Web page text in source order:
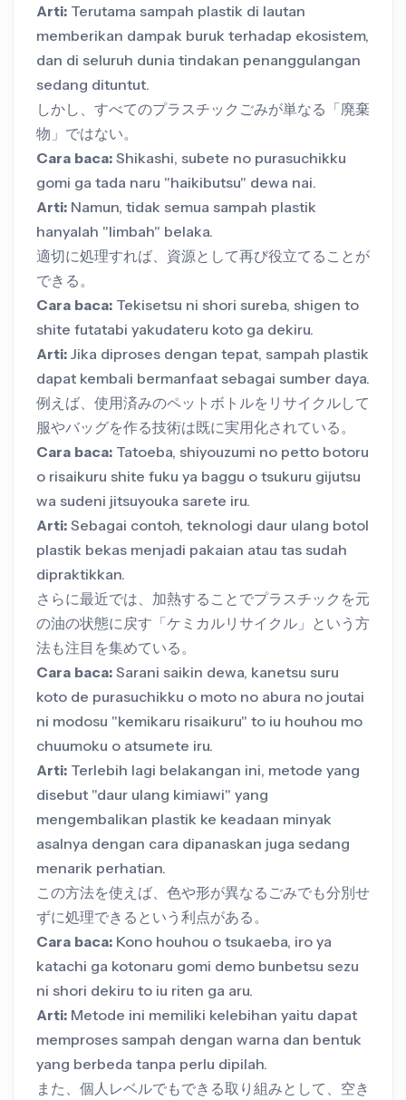
Arti: Terutama sampah plastik di lautan
memberikan dampak buruk terhadap ekosistem,
dan di seluruh dunia tindakan penanggulangan
sedang dituntut.
しかし、すべてのプラスチックごみが単なる「廃棄
物」ではない。
Cara baca: Shikashi, subete no purasuchikku
gomi ga tada naru "haikibutsu" dewa nai.
Arti: Namun, tidak semua sampah plastik
hanyalah "limbah" belaka.
適切に処理すれば、資源として再び役立てることが
できる。
Cara baca: Tekisetsu ni shori sureba, shigen to
shite futatabi yakudateru koto ga dekiru.
Arti: Jika diproses dengan tepat, sampah plastik
dapat kembali bermanfaat sebagai sumber daya.
例えば、使用済みのペットボトルをリサイクルして
服やバッグを作る技術は既に実用化されている。
Cara baca: Tatoeba, shiyouzumi no petto botoru
o risaikuru shite fuku ya baggu o tsukuru gijutsu
wa sudeni jitsuyouka sarete iru.
Arti: Sebagai contoh, teknologi daur ulang botol
plastik bekas menjadi pakaian atau tas sudah
dipraktikkan.
さらに最近では、加熱することでプラスチックを元
の油の状態に戻す「ケミカルリサイクル」という方
法も注目を集めている。
Cara baca: Sarani saikin dewa, kanetsu suru
koto de purasuchikku o moto no abura no joutai
ni modosu "kemikaru risaikuru" to iu houhou mo
chuumoku o atsumete iru.
Arti: Terlebih lagi belakangan ini, metode yang
disebut "daur ulang kimiawi" yang
mengembalikan plastik ke keadaan minyak
asalnya dengan cara dipanaskan juga sedang
menarik perhatian.
この方法を使えば、色や形が異なるごみでも分別せ
ずに処理できるという利点がある。
Cara baca: Kono houhou o tsukaeba, iro ya
katachi ga kotonaru gomi demo bunbetsu sezu
ni shori dekiru to iu riten ga aru.
Arti: Metode ini memiliki kelebihan yaitu dapat
memproses sampah dengan warna dan bentuk
yang berbeda tanpa perlu dipilah.
また、個人レベルでもできる取り組みとして、空き